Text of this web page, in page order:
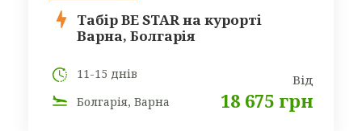
Табір BE STAR на курорті
Варна, Болгарія
Від
18 675 грн
11-15 днів
Болгарія, Варна